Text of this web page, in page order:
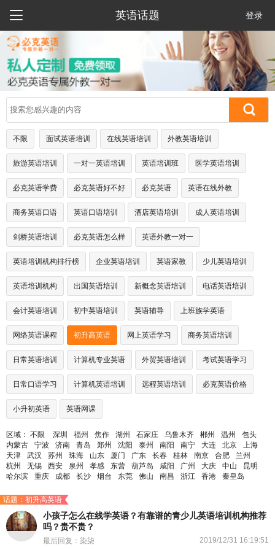
 英语话题 登录
不限 面试英语培训 在线英语培训 外教英语培训
旅游英语培训 一对一英语培训 英语培训班 医学英语培训
必克英语学费 必克英语好不好 必克英语 英语在线外教
商务英语口语 英语口语培训 酒店英语培训 成人英语培训
剑桥英语培训 必克英语怎么样 英语外教一对一
英语培训机构排行榜 企业英语培训 英语家教 少儿英语培训
英语培训机构 出国英语培训 新概念英语培训 电话英语培训
会计英语培训 初中英语培训 英语辅导 上班族学英语
网络英语课程 初升高英语 网上英语学习 商务英语培训
日常英语培训 计算机专业英语 外贸英语培训 考试英语学习
日常口语学习 计算机英语培训 远程英语培训 必克英语价格
小升初英语 英语网课
区域： 不限 深圳 福州 焦作 湖州 石家庄 乌鲁木齐 郴州 温州
包头
内蒙古
宁波 济南 青岛 郑州 沈阳 泰州 南阳 南宁 大连 北京
上海
天津
武汉 苏州 珠海 山东 厦门 广东 长春 桂林 南京 合肥
兰州
杭州
无锡 西安 泉州 孝感 东营 葫芦岛 咸阳 广州 大庆 中山
昆明
哈尔滨
重庆 成都 长沙 烟台 东莞 佛山 南昌 浙江 香港 秦皇岛
话题：初升高英语
小孩子怎么在线学英语？有靠谱的青少儿英语培训机构推荐
吗？贵不贵？
最后回复：染柒 2019/12/31 16:19:51